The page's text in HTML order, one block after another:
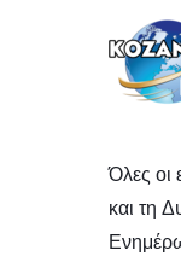
Όλες οι
και τη